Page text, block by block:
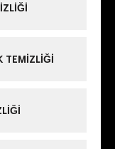
TEMIZLIĞI